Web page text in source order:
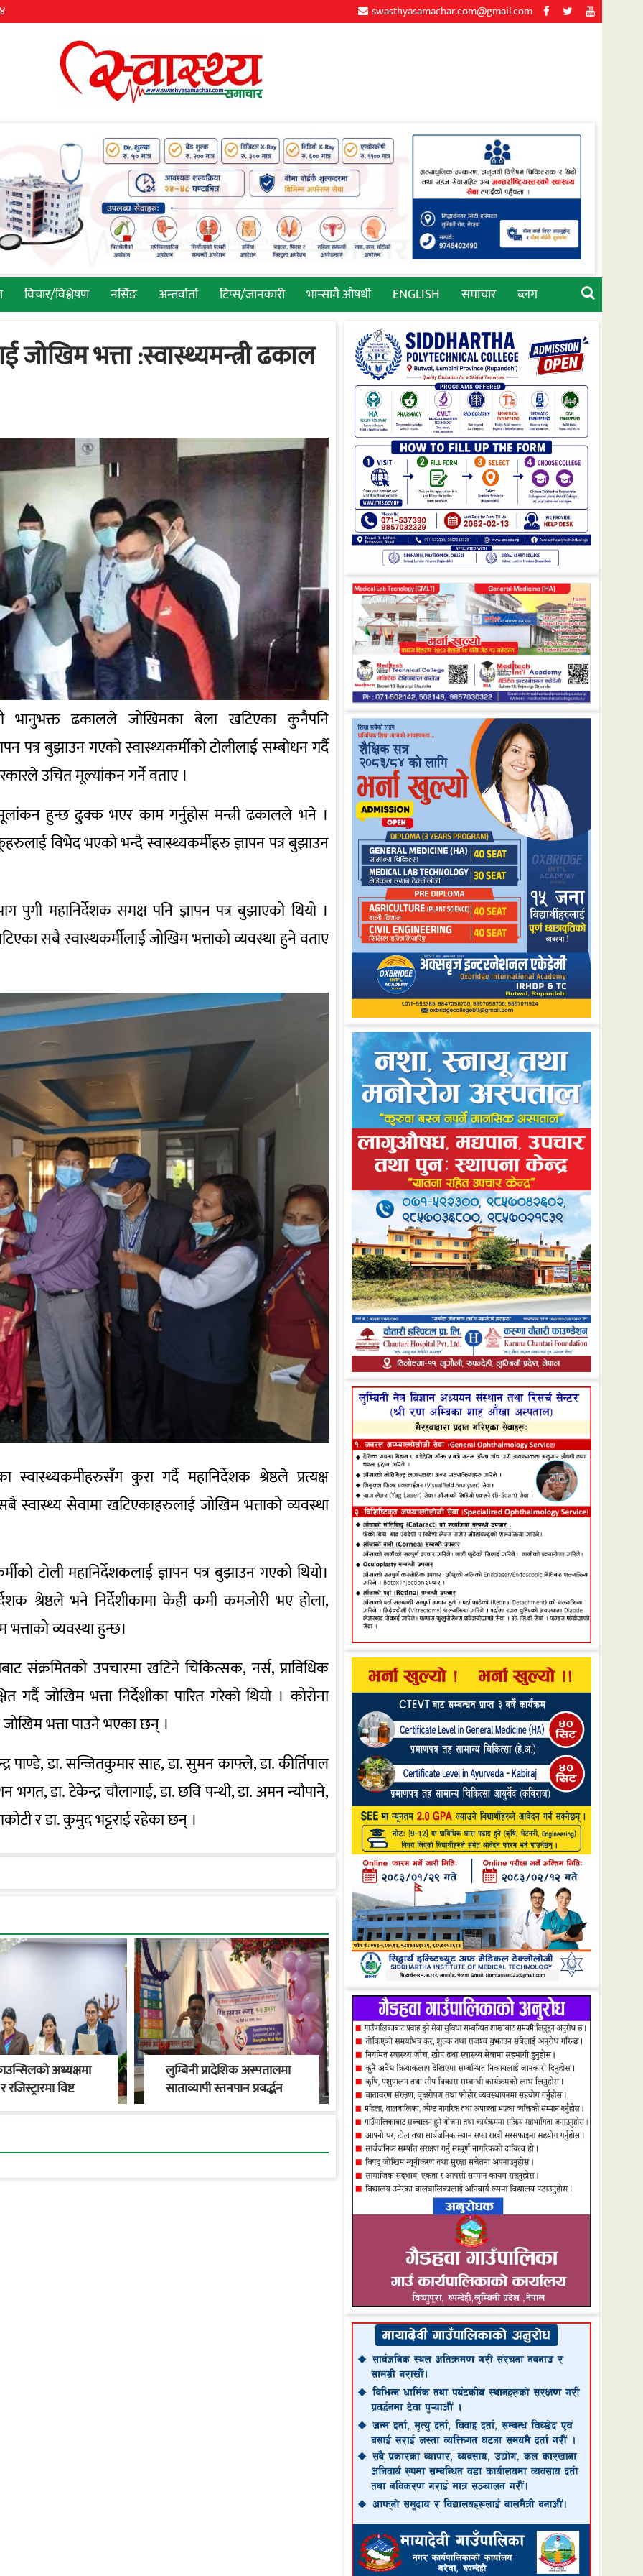
swasthyasamachar.com@gmail.com
विचार/विश्लेषण नर्सिङ अन्तर्वार्ता टिप्स/जानकारी भान्सामै औषधी ENGLISH समाचार ब्लग
भत्ता :स्वास्थ्यमन्त्री ढकाल
भानुभक्त ढकालले जोखिमका बेला खटिएका कुनैपनि
पत्र बुझाउन गएको स्वास्थ्यकर्मीको टोलीलाई सम्बोधन गर्दै
उचित मूल्यांकन गर्ने वताए ।
हुन्छ ढुक्क भएर काम गर्नुहोस मन्त्री ढकालले भने ।
विभेद भएको भन्दै स्वास्थ्यकर्मीहरु ज्ञापन पत्र बुझाउन
पुगी महानिर्देशक समक्ष पनि ज्ञापन पत्र बुझाएको थियो ।
सबै स्वास्थकर्मीलाई जोखिम भत्ताको व्यवस्था हुने वताए
स्वास्थ्यकमीहरुसँग कुरा गर्दै महानिर्देशक श्रेष्ठले प्रत्यक्ष
स्वास्थ्य सेवामा खटिएकाहरुलाई जोखिम भत्ताको व्यवस्था
टोली महानिर्देशकलाई ज्ञापन पत्र बुझाउन गएको थियो।
श्रेष्ठले भने निर्देशीकामा केही कमी कमजोरी भए होला,
व्यवस्था हुन्छ।
संक्रमितको उपचारमा खटिने चिकित्सक, नर्स, प्राविधिक
जोखिम भत्ता निर्देशीका पारित गरेको थियो । कोरोना
भत्ता पाउने भएका छन् ।
पाण्डे, डा. सन्जितकुमार साह, डा. सुमन काफ्ले, डा. कीर्तिपाल
भगत, डा. टेकेन्द्र चौलागाई, डा. छवि पन्थी, डा. अमन न्यौपाने,
र डा. कुमुद भट्टराई रहेका छन् ।
अध्यक्षमा
रजिस्ट्रारमा विष्ट
लुम्बिनी प्रादेशिक अस्पतालमा
साताव्यापी स्तनपान प्रवर्द्धन
अभियान